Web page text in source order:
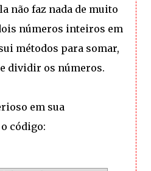
não faz nada de muito
números inteiros em
métodos para somar,
dividir os números.
em sua
código: